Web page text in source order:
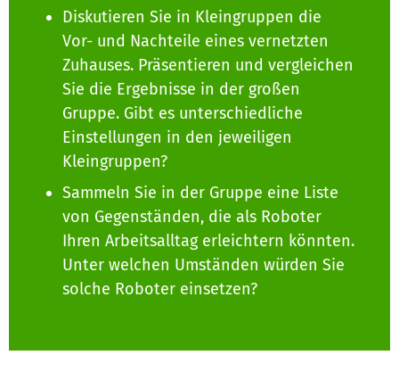
Diskutieren Sie in Kleingruppen die
Vor- und Nachteile eines vernetzten
Zuhauses. Präsentieren und vergleichen
Sie die Ergebnisse in der großen
Gruppe. Gibt es unterschiedliche
Einstellungen in den jeweiligen
Kleingruppen?
Sammeln Sie in der Gruppe eine Liste
von Gegenständen, die als Roboter
Ihren Arbeitsalltag erleichtern könnten.
Unter welchen Umständen würden Sie
solche Roboter einsetzen?